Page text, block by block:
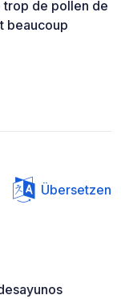
trop de pollen de
beaucoup
Übersetzen